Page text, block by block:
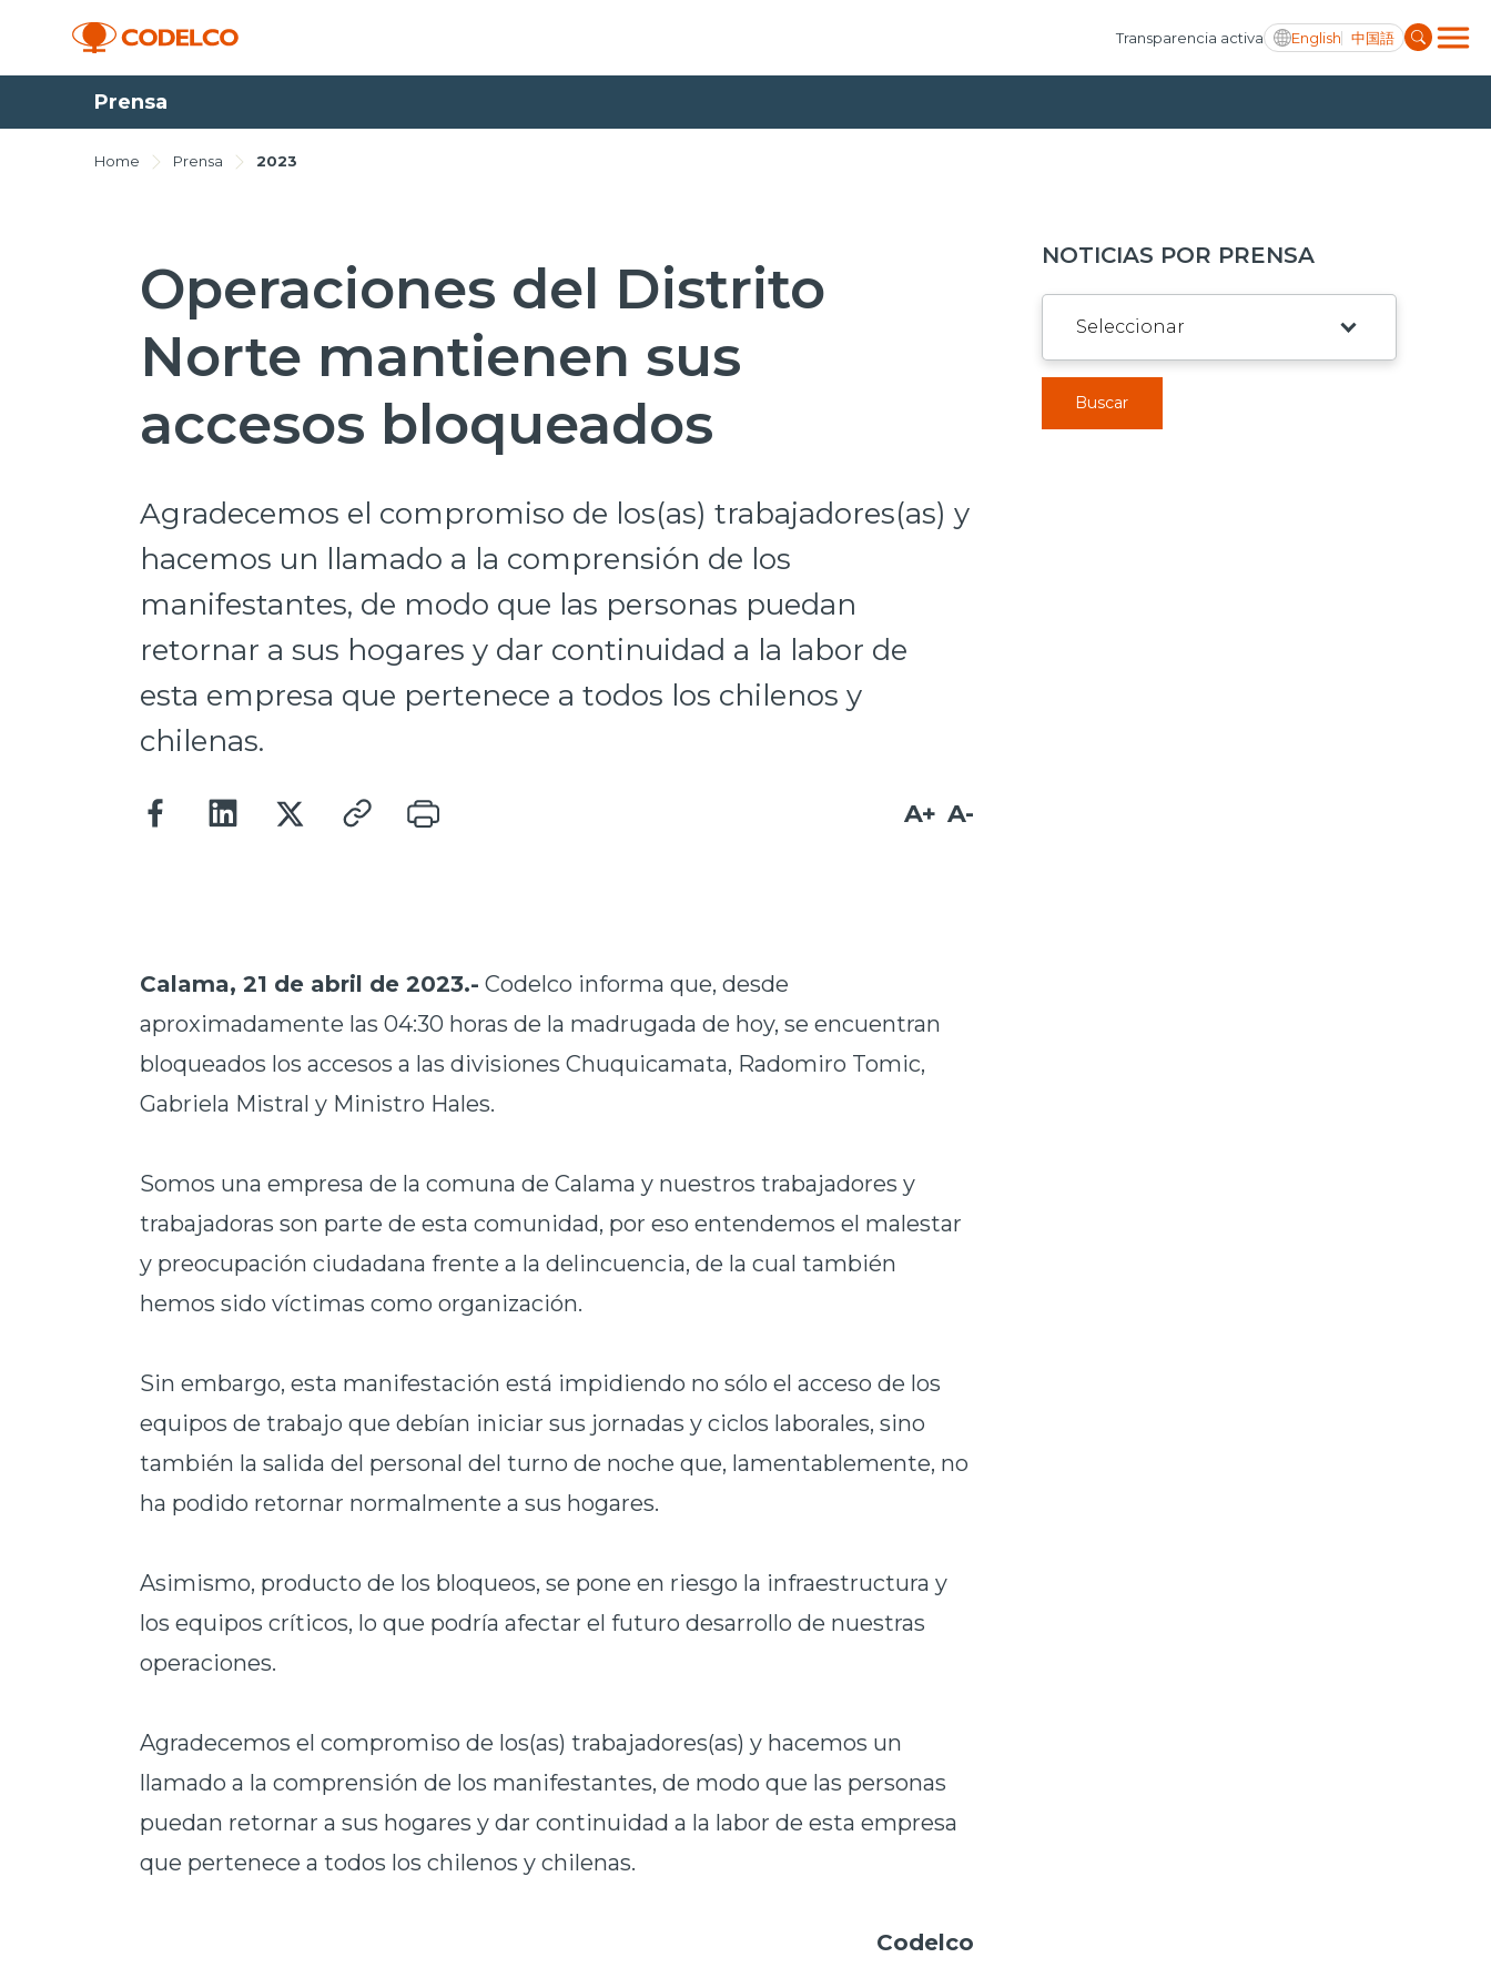
Transparencia activa English 中国語
Prensa
Home Prensa 2023
Operaciones del Distrito
Norte mantienen sus
accesos bloqueados
Agradecemos el compromiso de los(as) trabajadores(as) y
hacemos un llamado a la comprensión de los
manifestantes, de modo que las personas puedan
retornar a sus hogares y dar continuidad a la labor de
esta empresa que pertenece a todos los chilenos y
chilenas.
A+ A-
Calama, 21 de abril de 2023.- Codelco informa que, desde
aproximadamente las 04:30 horas de la madrugada de hoy, se encuentran
bloqueados los accesos a las divisiones Chuquicamata, Radomiro Tomic,
Gabriela Mistral y Ministro Hales.
Somos una empresa de la comuna de Calama y nuestros trabajadores y
trabajadoras son parte de esta comunidad, por eso entendemos el malestar
y preocupación ciudadana frente a la delincuencia, de la cual también
hemos sido víctimas como organización.
Sin embargo, esta manifestación está impidiendo no sólo el acceso de los
equipos de trabajo que debían iniciar sus jornadas y ciclos laborales, sino
también la salida del personal del turno de noche que, lamentablemente, no
ha podido retornar normalmente a sus hogares.
Asimismo, producto de los bloqueos, se pone en riesgo la infraestructura y
los equipos críticos, lo que podría afectar el futuro desarrollo de nuestras
operaciones.
Agradecemos el compromiso de los(as) trabajadores(as) y hacemos un
llamado a la comprensión de los manifestantes, de modo que las personas
puedan retornar a sus hogares y dar continuidad a la labor de esta empresa
que pertenece a todos los chilenos y chilenas.
Codelco
NOTICIAS POR PRENSA
Buscar